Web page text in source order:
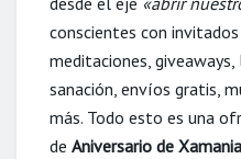
conscientes con
meditaciones,
sanación, envíos gratis,
más. Todo esto es una
de Aniversario de Xamania